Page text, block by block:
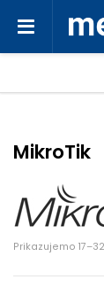
MikroTik
Prikazujemo